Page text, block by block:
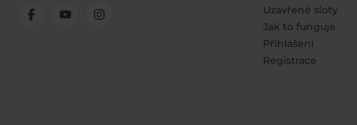
Uzavřené sloty
Jak to funguje
Přihlášení
Registrace